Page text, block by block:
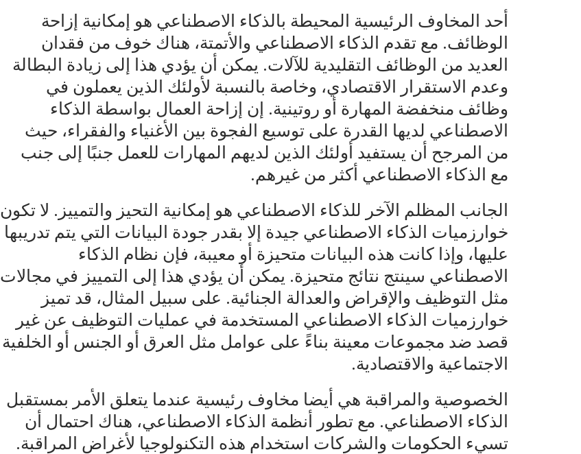
أحد المخاوف الرئيسية المحيطة بالذكاء الاصطناعي هو إمكانية إزاحة
الوظائف. مع تقدم الذكاء الاصطناعي والأتمتة، هناك خوف من فقدان
العديد من الوظائف التقليدية للآلات. يمكن أن يؤدي هذا إلى زيادة البطالة
وعدم الاستقرار الاقتصادي، وخاصة بالنسبة لأولئك الذين يعملون في
وظائف منخفضة المهارة أو روتينية. إن إزاحة العمال بواسطة الذكاء
الاصطناعي لديها القدرة على توسيع الفجوة بين الأغنياء والفقراء، حيث
من المرجح أن يستفيد أولئك الذين لديهم المهارات للعمل جنبًا إلى جنب
مع الذكاء الاصطناعي أكثر من غيرهم.
الجانب المظلم الآخر للذكاء الاصطناعي هو إمكانية التحيز والتمييز. لا تكون
خوارزميات الذكاء الاصطناعي جيدة إلا بقدر جودة البيانات التي يتم تدريبها
عليها، وإذا كانت هذه البيانات متحيزة أو معيبة، فإن نظام الذكاء
الاصطناعي سينتج نتائج متحيزة. يمكن أن يؤدي هذا إلى التمييز في مجالات
مثل التوظيف والإقراض والعدالة الجنائية. على سبيل المثال، قد تميز
خوارزميات الذكاء الاصطناعي المستخدمة في عمليات التوظيف عن غير
قصد ضد مجموعات معينة بناءً على عوامل مثل العرق أو الجنس أو الخلفية
الاجتماعية والاقتصادية.
الخصوصية والمراقبة هي أيضا مخاوف رئيسية عندما يتعلق الأمر بمستقبل
الذكاء الاصطناعي. مع تطور أنظمة الذكاء الاصطناعي، هناك احتمال أن
تسيء الحكومات والشركات استخدام هذه التكنولوجيا لأغراض المراقبة.